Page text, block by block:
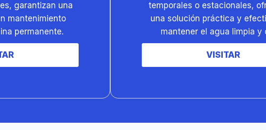
garantizan una
mantenimiento
permanente.
temporales o estacionales,
una solución práctica y
mantener el agua limpia y
VISITAR